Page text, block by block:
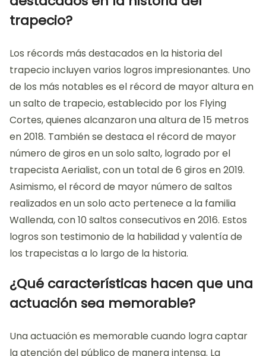
trapecio?
Los récords más destacados en la historia del
trapecio incluyen varios logros impresionantes. Uno
de los más notables es el récord de mayor altura en
un salto de trapecio, establecido por los Flying
Cortes, quienes alcanzaron una altura de 15 metros
en 2018. También se destaca el récord de mayor
número de giros en un solo salto, logrado por el
trapecista Aerialist, con un total de 6 giros en 2019.
Asimismo, el récord de mayor número de saltos
realizados en un solo acto pertenece a la familia
Wallenda, con 10 saltos consecutivos en 2016. Estos
logros son testimonio de la habilidad y valentía de
los trapecistas a lo largo de la historia.
¿Qué características hacen que una
actuación sea memorable?
Una actuación es memorable cuando logra captar
la atención del público de manera intensa. La